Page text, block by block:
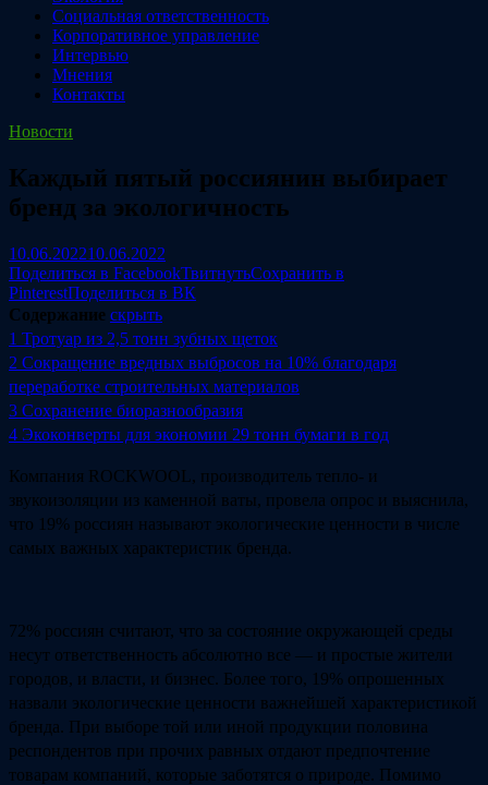
Социальная ответственность
Корпоративное управление
Интервью
Мнения
Контакты
Новости
Каждый пятый россиянин выбирает
бренд за экологичность
10.06.202210.06.2022
Поделиться в FacebookТвитнутьСохранить в
PinterestПоделиться в ВК
Содержание скрыть
1 Тротуар из 2,5 тонн зубных щеток
2 Сокращение вредных выбросов на 10% благодаря
переработке строительных материалов
3 Сохранение биоразнообразия
4 Экоконверты для экономии 29 тонн бумаги в год
Компания ROCKWOOL, производитель тепло- и
звукоизоляции из каменной ваты, провела опрос и выяснила,
что 19% россиян называют экологические ценности в числе
самых важных характеристик бренда.
72% россиян считают, что за состояние окружающей среды
несут ответственность абсолютно все ― и простые жители
городов, и власти, и бизнес. Более того, 19% опрошенных
назвали экологические ценности важнейшей характеристикой
бренда. При выборе той или иной продукции половина
респондентов при прочих равных отдают предпочтение
товарам компаний, которые заботятся о природе. Помимо